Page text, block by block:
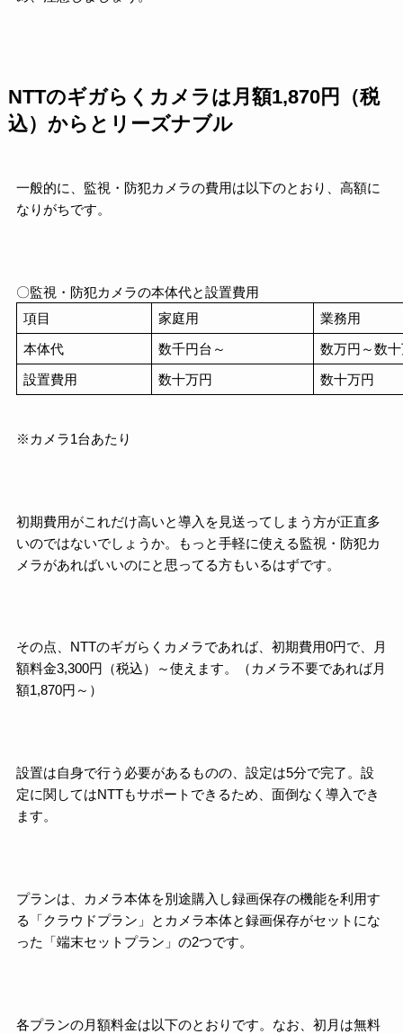
NTTのギガらくカメラは月額1,870円（税
込）からとリーズナブル
一般的に、監視・防犯カメラの費用は以下のとおり、高額に
なりがちです。
〇監視・防犯カメラの本体代と設置費用
項目
家庭用 業務用
本体代 数千円台～ 数万円～数
設置費用 数十万円 数十万円
※カメラ1台あたり
初期費用がこれだけ高いと導入を見送ってしまう方が正直多
いのではないでしょうか。もっと手軽に使える監視・防犯カ
メラがあればいいのにと思ってる方もいるはずです。
その点、NTTのギガらくカメラであれば、初期費用0円で、月
額料金3,300円（税込）～使えます。（カメラ不要であれば月
額1,870円～）
設置は自身で行う必要があるものの、設定は5分で完了。設
定に関してはNTTもサポートできるため、面倒なく導入でき
ます。
プランは、カメラ本体を別途購入し録画保存の機能を利用す
る「クラウドプラン」とカメラ本体と録画保存がセットにな
った「端末セットプラン」の2つです。
各プランの月額料金は以下のとおりです。なお、初月は無料